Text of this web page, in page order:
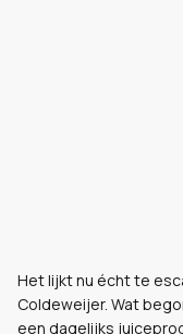
Het lijkt nu écht te
Coldeweijer. Wat
een dagelijks